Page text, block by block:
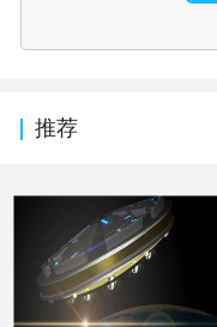
推荐